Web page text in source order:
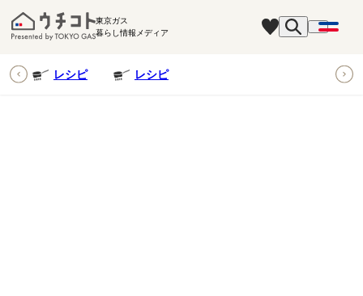
東京ガス
暮らし情報メディア
レシピ レシピ